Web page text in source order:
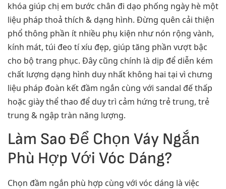
khóa giúp chị em bước chân đi dạo phống ngày hè một
liệu pháp thoả thích & dạng hình. Đừng quên cải thiện
phổ thông phần ít nhiều phụ kiện như nón rộng vành,
kính mát, túi đeo tí xíu đẹp, giúp tăng phần vượt bậc
cho bộ trang phục. Đây cũng chính là dịp để diễn kém
chất lượng dạng hình duy nhất không hai tại vì chưng
liệu pháp đoàn kết đầm ngắn cùng với sandal đế thấp
hoặc giày thể thao để duy trì cảm hứng trẻ trung, trẻ
trung & ngập tràn năng lượng.
Làm Sao Để Chọn Váy Ngắn
Phù Hợp Với Vóc Dáng?
Chọn đầm ngắn phù hợp cùng với vóc dáng là việc